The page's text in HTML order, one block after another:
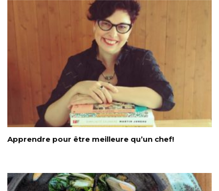
Apprendre pour être meilleure qu’un chef!